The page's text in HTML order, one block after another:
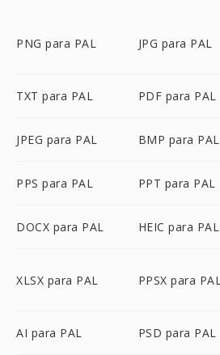
PNG para PAL JPG para PAL
TXT para PAL PDF para PAL
JPEG para PAL BMP para PAL
PPS para PAL PPT para PAL
DOCX para PAL HEIC para PAL
XLSX para PAL PPSX para PAL
AI para PAL PSD para PAL